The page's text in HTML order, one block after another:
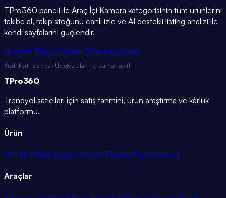
TPro360 paneli ile Araç İçi Kamera kategorisinin tüm ürünlerini
takibe al, rakip stoğunu canlı izle ve AI destekli listing analizi ile
kendi sayfalarını güçlendir.
Ücretsiz BaşlaChrome Eklentisini Yükle
Kredi kartı istemez · Ücretsiz plan her zaman aktif
TPro360
Trendyol satıcıları için satış tahmini, ürün araştırma ve kârlılık
platformu.
Ürün
ÖzelliklerNasıl ÇalışırChrome EklentisiFiyatlandırma
Araçlar